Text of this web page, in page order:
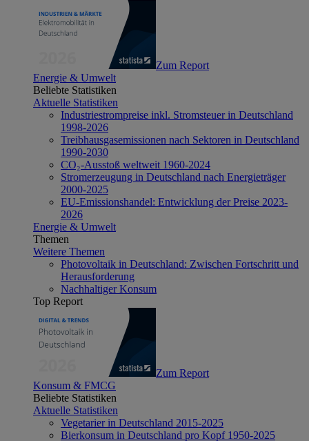
Zum Report
Energie & Umwelt
Beliebte Statistiken
Aktuelle Statistiken
Industriestrompreise inkl. Stromsteuer in Deutschland
1998-2026
Treibhausgasemissionen nach Sektoren in Deutschland
1990-2030
CO₂-Ausstoß weltweit 1960-2024
Stromerzeugung in Deutschland nach Energieträger
2000-2025
EU-Emissionshandel: Entwicklung der Preise 2023-
2026
Energie & Umwelt
Themen
Weitere Themen
Photovoltaik in Deutschland: Zwischen Fortschritt und
Herausforderung
Nachhaltiger Konsum
Top Report
Zum Report
Konsum & FMCG
Beliebte Statistiken
Aktuelle Statistiken
Vegetarier in Deutschland 2015-2025
Bierkonsum in Deutschland pro Kopf 1950-2025